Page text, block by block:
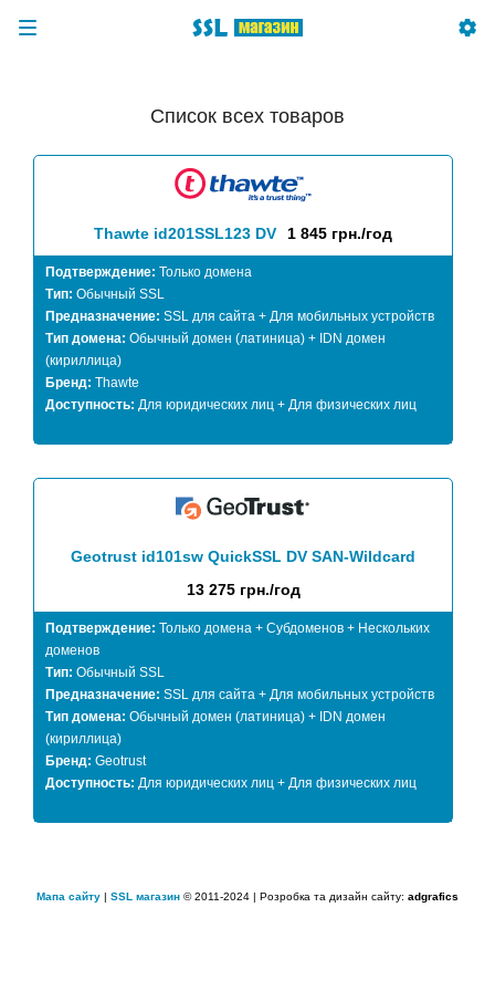
Список всех товаров
Thawte id201SSL123 DV 1 845 грн./год
Подтверждение: Только домена
Тип: Обычный SSL
Предназначение: SSL для сайта + Для мобильных устройств
Тип домена: Обычный домен (латиница) + IDN домен
(кириллица)
Бренд: Thawte
Доступность: Для юридических лиц + Для физических лиц
Geotrust id101sw QuickSSL DV SAN-Wildcard
13 275 грн./год
Подтверждение: Только домена + Субдоменов + Нескольких
доменов
Тип: Обычный SSL
Предназначение: SSL для сайта + Для мобильных устройств
Тип домена: Обычный домен (латиница) + IDN домен
(кириллица)
Бренд: Geotrust
Доступность: Для юридических лиц + Для физических лиц
Мапа сайту | SSL магазин © 2011-2024 | Розробка та дизайн сайту: adgrafics